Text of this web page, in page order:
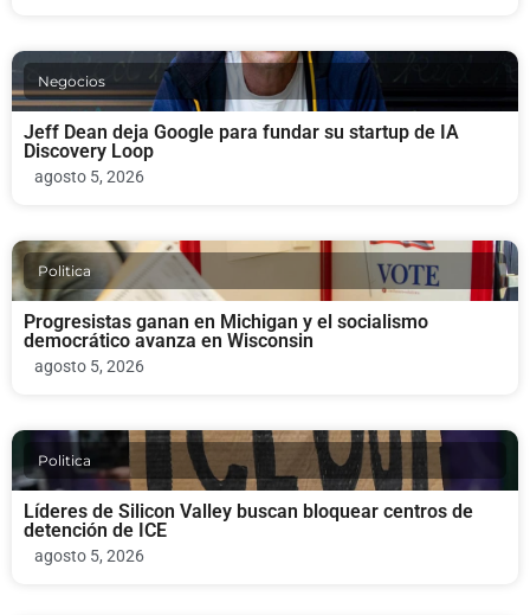
Negocios
Jeff Dean deja Google para fundar su startup de IA
Discovery Loop
agosto 5, 2026
Politica
Progresistas ganan en Michigan y el socialismo
democrático avanza en Wisconsin
agosto 5, 2026
Politica
Líderes de Silicon Valley buscan bloquear centros de
detención de ICE
agosto 5, 2026